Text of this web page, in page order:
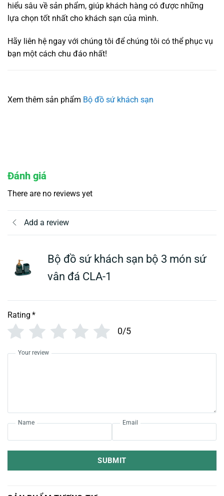
hiểu sâu về sản phẩm, giúp khách hàng có được những
lựa chọn tốt nhất cho khách sạn của mình.
Hãy liên hệ ngay với chúng tôi để chúng tôi có thể phục vụ
bạn một cách chu đáo nhất!
Xem thêm sản phẩm Bộ đồ sứ khách sạn
Đánh giá
There are no reviews yet
Add a review
Bộ đồ sứ khách sạn bộ 3 món sứ
vân đá CLA-1
Rating *
0/5
Your review
Name Email
SUBMIT